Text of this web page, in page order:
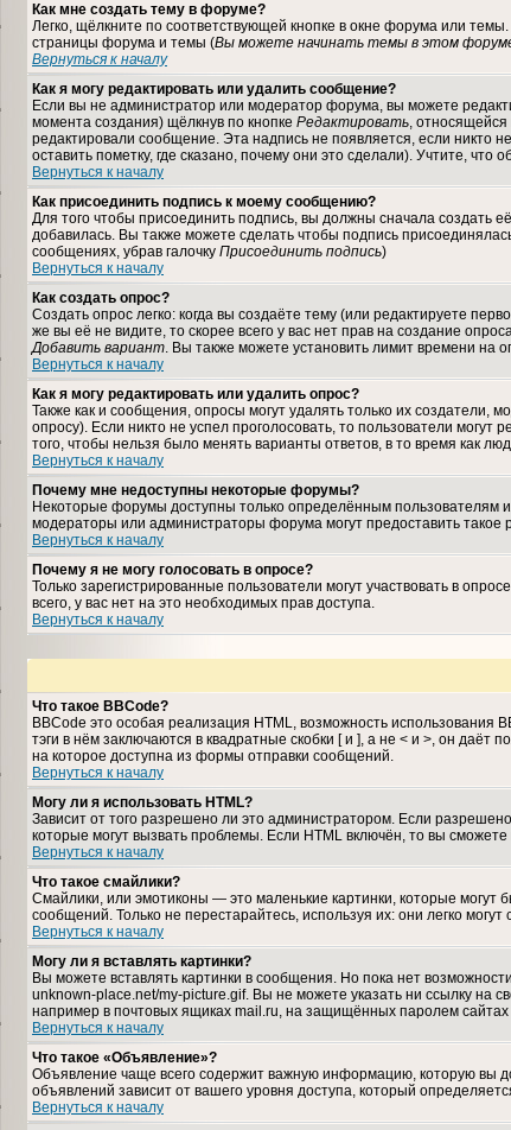
Как мне создать тему в форуме?
Легко, щёлкните по соответствующей кнопке в окне форума или
страницы форума и темы (Вы можете начинать темы в этом
Вернуться к началу
Как я могу редактировать или удалить сообщение?
Если вы не администратор или модератор форума, вы можете
момента создания) щёлкнув по кнопке Редактировать,
редактировали сообщение. Эта надпись не появляется, если
оставить пометку, где сказано, почему они это сделали). Учтите,
Вернуться к началу
Как присоединить подпись к моему сообщению?
Для того чтобы присоединить подпись, вы должны сначала создать
добавилась. Вы также можете сделать чтобы подпись
сообщениях, убрав галочку Присоединить подпись)
Вернуться к началу
Как создать опрос?
Создать опрос легко: когда вы создаёте тему (или редактируете
же вы её не видите, то скорее всего у вас нет прав на создание
Добавить вариант. Вы также можете установить лимит времени на
Вернуться к началу
Как я могу редактировать или удалить опрос?
Также как и сообщения, опросы могут удалять только их создатели,
опросу). Если никто не успел проголосовать, то пользователи
того, чтобы нельзя было менять варианты ответов, в то время как
Вернуться к началу
Почему мне недоступны некоторые форумы?
Некоторые форумы доступны только определённым пользователям
модераторы или администраторы форума могут предоставить такое
Вернуться к началу
Почему я не могу голосовать в опросе?
Только зарегистрированные пользователи могут участвовать в
всего, у вас нет на это необходимых прав доступа.
Вернуться к началу
Что такое BBCode?
BBCode это особая реализация HTML, возможность
тэги в нём заключаются в квадратные скобки [ и ], а не < и >, он
на которое доступна из формы отправки сообщений.
Вернуться к началу
Могу ли я использовать HTML?
Зависит от того разрешено ли это администратором. Если
которые могут вызвать проблемы. Если HTML включён, то вы
Вернуться к началу
Что такое смайлики?
Смайлики, или эмотиконы — это маленькие картинки, которые могут
сообщений. Только не перестарайтесь, используя их: они легко
Вернуться к началу
Могу ли я вставлять картинки?
Вы можете вставлять картинки в сообщения. Но пока нет
unknown-place.net/my-picture.gif. Вы не можете указать ни ссылку на
например в почтовых ящиках mail.ru, на защищённых паролем сайтах
Вернуться к началу
Что такое «Объявление»?
Объявление чаще всего содержит важную информацию, которую вы
объявлений зависит от вашего уровня доступа, который
Вернуться к началу